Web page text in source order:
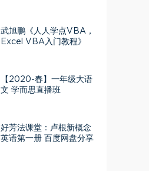
武旭鹏《人人学点VBA，
Excel VBA入门教程》
【2020-春】一年级大语
文 学而思直播班
好芳法课堂：卢根新概念
英语第一册 百度网盘分享